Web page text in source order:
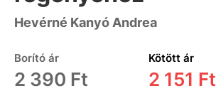
Hevérné Kanyó Andrea
Borító ár
2 390 Ft
Kötött ár
2 151 Ft